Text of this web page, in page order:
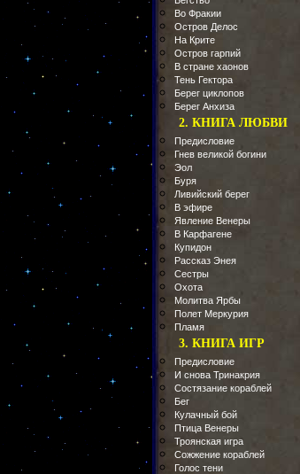
Во Фракии
Остров Делос
На Крите
Остров гарпий
В стране хаонов
Тень Гектора
Берег циклопов
Берег Анхиза
2. КНИГА ЛЮБВИ
Предисловие
Гнев великой богини
Эол
Буря
Ливийский берег
В эфире
Явление Венеры
В Карфагене
Купидон
Рассказ Энея
Сестры
Охота
Молитва Ярбы
Полет Меркурия
Пламя
3. КНИГА ИГР
Предисловие
И снова Тринакрия
Состязание кораблей
Бег
Кулачный бой
Птица Венеры
Троянская игра
Сожжение кораблей
Голос тени